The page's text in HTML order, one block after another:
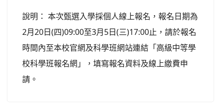
說明： 本次甄選入學採個人線上報名，報名日期為
2月20日(四)09:00至3月5日(三)17:00止，請於報名
時間內至本校官網及科學班網站連結「高級中等學
校科學班報名網」，填寫報名資料及線上繳費申
請。